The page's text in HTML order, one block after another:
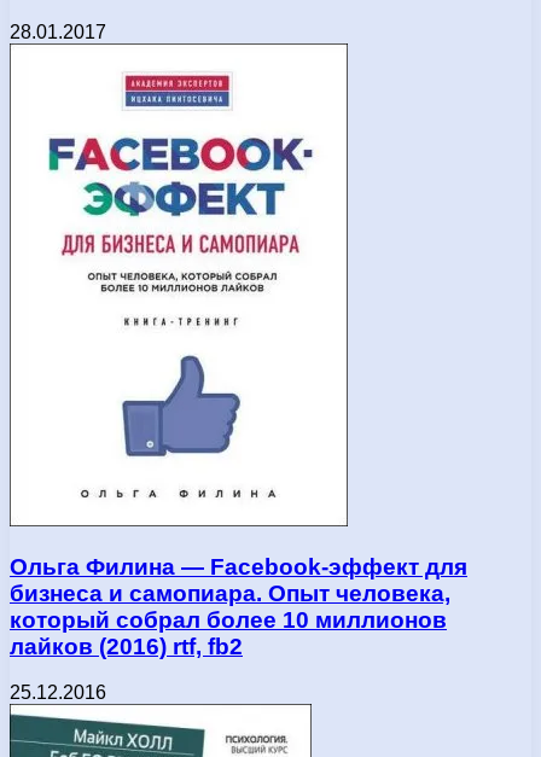
28.01.2017
Ольга Филина — Facebook-эффект для
бизнеса и самопиара. Опыт человека,
который собрал более 10 миллионов
лайков (2016) rtf, fb2
25.12.2016